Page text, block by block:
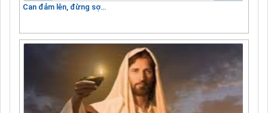
Can đảm lên, đừng sợ…